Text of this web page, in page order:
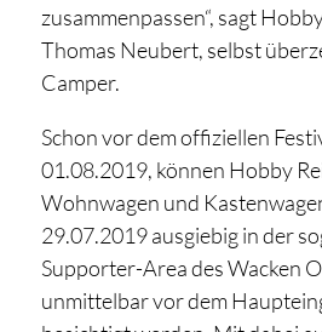
zusammenpassen“, sagt
Thomas Neubert, selbst
Camper.
Schon vor dem offiziellen
01.08.2019, können Hobby
Wohnwagen und
29.07.2019 ausgiebig in der
Supporter-Area des Wacken
unmittelbar vor dem